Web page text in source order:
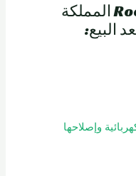
Rooder citycoco Scooters المملكة
البيع:
وإصلاحها